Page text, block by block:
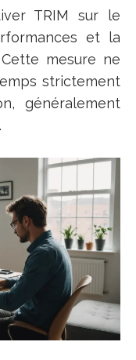
TRIM sur le
et la
mesure ne
strictement
généralement